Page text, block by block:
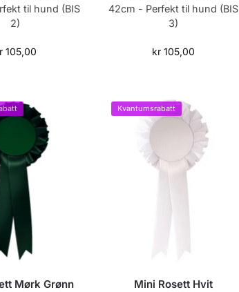
til hund (BIS
2)
105,00
42cm - Perfekt til hund (BIS
3)
kr 105,00
Mørk Grønn
Kvantumsrabatt
Mini Rosett Hvit